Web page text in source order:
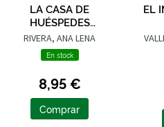
LA CASA DE
HUÉSPEDES
(EDICIÓN LIMITADA ·
VERANO)
RIVERA, ANA LENA
En stock
8,95 €
Comprar
EL